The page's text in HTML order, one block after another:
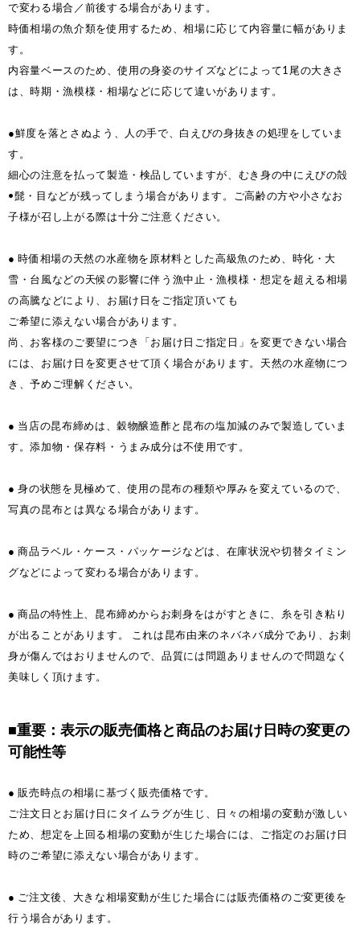
で変わる場合／前後する場合があります。
時価相場の魚介類を使用するため、相場に応じて内容量に幅がありま
す。
内容量ベースのため、使用の身姿のサイズなどによって1尾の大きさ
は、時期・漁模様・相場などに応じて違いがあります。
●鮮度を落とさぬよう、人の手で、白えびの身抜きの処理をしていま
す。
細心の注意を払って製造・検品していますが、むき身の中にえびの殻
•髭・目などが残ってしまう場合があります。ご高齢の方や小さなお
子様が召し上がる際は十分ご注意ください。
● 時価相場の天然の水産物を原材料とした高級魚のため、時化・大
雪・台風などの天候の影響に伴う漁中止・漁模様・想定を超える相場
の高騰などにより、お届け日をご指定頂いても
ご希望に添えない場合があります。
尚、お客様のご要望につき「お届け日ご指定日」を変更できない場合
には、お届け日を変更させて頂く場合があります。天然の水産物につ
き、予めご理解ください。
● 当店の昆布締めは、穀物醸造酢と昆布の塩加減のみで製造していま
す。添加物・保存料・うまみ成分は不使用です。
● 身の状態を見極めて、使用の昆布の種類や厚みを変えているので、
写真の昆布とは異なる場合があります。
● 商品ラベル・ケース・パッケージなどは、在庫状況や切替タイミン
グなどによって変わる場合があります。
● 商品の特性上、昆布締めからお刺身をはがすときに、糸を引き粘り
が出ることがあります。 これは昆布由来のネバネバ成分であり、お刺
身が傷んではおりませんので、品質には問題ありませんので問題なく
美味しく頂けます。
■重要：表示の販売価格と商品のお届け日時の変更の
可能性等
● 販売時点の相場に基づく販売価格です。
ご注文日とお届け日にタイムラグが生じ、日々の相場の変動が激しい
ため、想定を上回る相場の変動が生じた場合には、ご指定のお届け日
時のご希望に添えない場合があります。
● ご注文後、大きな相場変動が生じた場合には販売価格のご変更後を
行う場合があります。